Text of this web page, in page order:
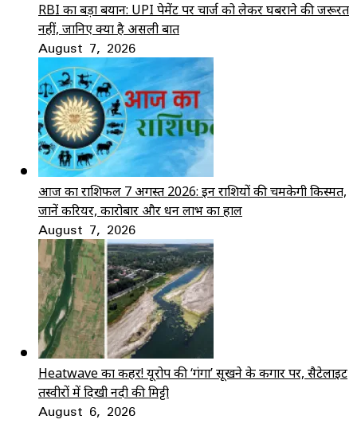
RBI का बड़ा बयान: UPI पेमेंट पर चार्ज को लेकर घबराने की जरूरत
नहीं, जानिए क्या है असली बात
August 7, 2026
आज का राशिफल 7 अगस्त 2026: इन राशियों की चमकेगी किस्मत,
जानें करियर, कारोबार और धन लाभ का हाल
August 7, 2026
Heatwave का कहर! यूरोप की ‘गंगा’ सूखने के कगार पर, सैटेलाइट
तस्वीरों में दिखी नदी की मिट्टी
August 6, 2026